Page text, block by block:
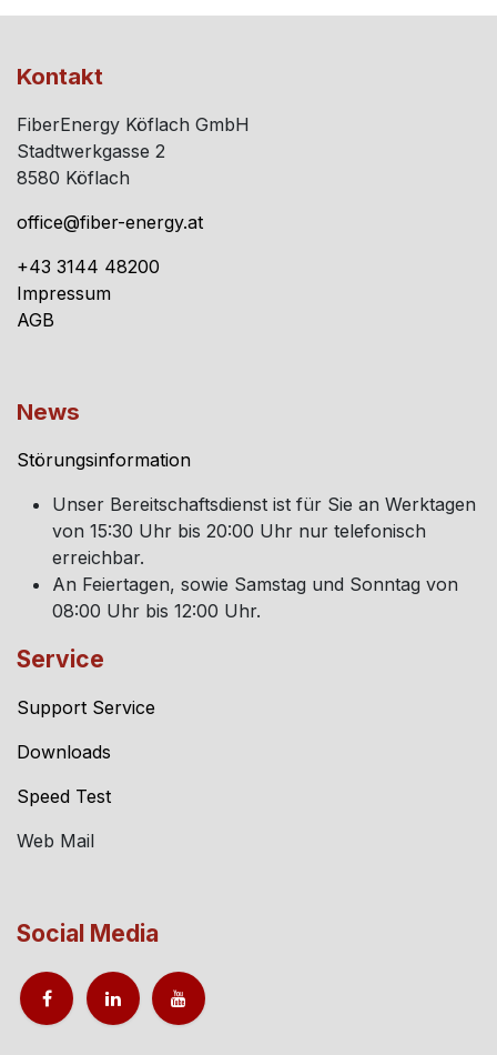
Kontakt
FiberEnergy Köflach GmbH
Stadtwerkgasse 2
8580 Köflach
office@fiber-energy.at
+43 3144 48200
Impressum
AGB
News
Störungsinformation
Unser Bereitschaftsdienst ist für Sie an Werktagen
von 15:30 Uhr bis 20:00 Uhr nur telefonisch
erreichbar.
An Feiertagen, sowie Samstag und Sonntag von
08:00 Uhr bis 12:00 Uhr.
Service
Support Service
Downloads
Speed Test
Web Mail
Social Media